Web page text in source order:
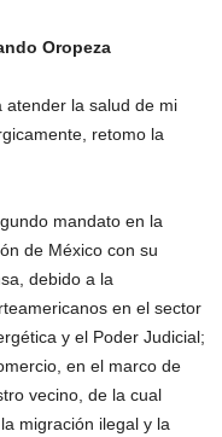
Oropeza
atender la salud de mi
retomo la
mandato en la
de México con su
debido a la
en el sector
y el Poder Judicial;
en el marco de
vecino, de la cual
migración ilegal y la